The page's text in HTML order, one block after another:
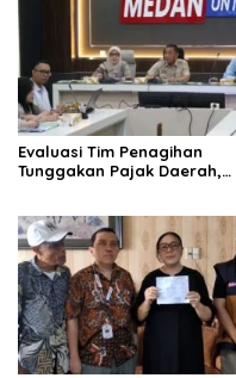
Evaluasi Tim Penagihan
Tunggakan Pajak Daerah,